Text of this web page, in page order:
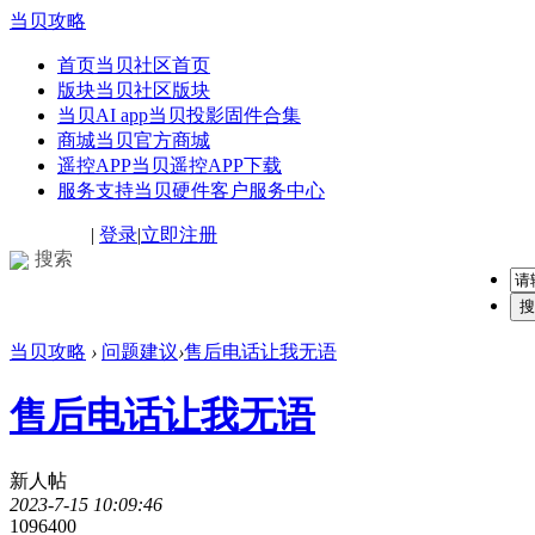
当贝攻略
首页当贝社区首页
版块当贝社区版块
当贝AI app当贝投影固件合集
商城当贝官方商城
遥控APP当贝遥控APP下载
服务支持当贝硬件客户服务中心
搜索
| 登录|立即注册
当贝攻略 › 问题建议›售后电话让我无语
售后电话让我无语
新人帖
2023-7-15 10:09:46
1096400